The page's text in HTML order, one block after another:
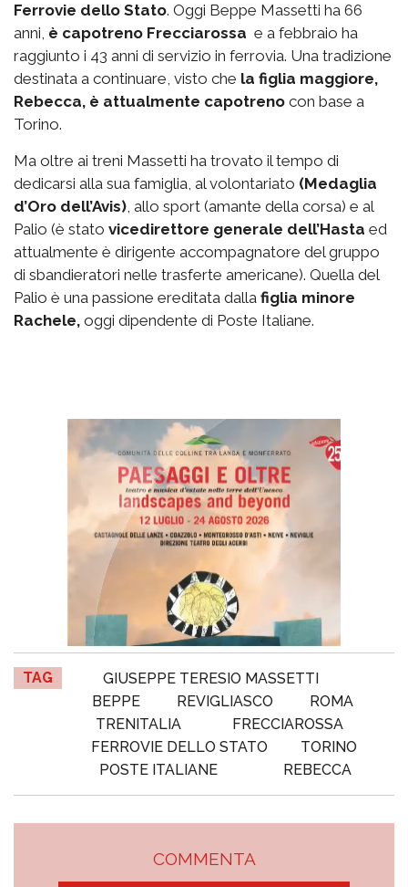
Ferrovie dello Stato. Oggi Beppe Massetti ha 66
anni, è capotreno Frecciarossa e a febbraio ha
raggiunto i 43 anni di servizio in ferrovia. Una tradizione
destinata a continuare, visto che la figlia maggiore,
Rebecca, è attualmente capotreno con base a
Torino.
Ma oltre ai treni Massetti ha trovato il tempo di
dedicarsi alla sua famiglia, al volontariato (Medaglia
d’Oro dell’Avis), allo sport (amante della corsa) e al
Palio (è stato vicedirettore generale dell’Hasta ed
attualmente è dirigente accompagnatore del gruppo
di sbandieratori nelle trasferte americane). Quella del
Palio è una passione ereditata dalla figlia minore
Rachele, oggi dipendente di Poste Italiane.
TAG
GIUSEPPE TERESIO MASSETTI
BEPPE
REVIGLIASCO
ROMA
TRENITALIA
FRECCIAROSSA
FERROVIE DELLO STATO
TORINO
POSTE ITALIANE
REBECCA
COMMENTA